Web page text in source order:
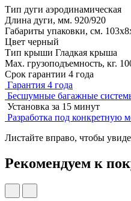
Тип дуги аэродинамическая
Длина дуги, мм. 920/920
Габариты упаковки, см.
Цвет черный
Тип крыши Гладкая крыша
Мах. грузоподъемность, кг.
Срок гарантии 4 года
Гарантия 4 года
Бесшумные багажные
Установка за 15 минут
Разработка под конкретную
Листайте вправо, чтобы
Рекомендуем к